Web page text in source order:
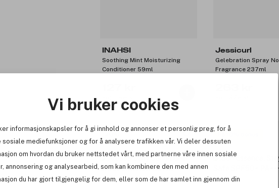
Vi bruker cookies
informasjonskapsler for å gi innhold og annonser et personlig preg, for å
sosiale mediefunksjoner og for å analysere trafikken vår. Vi deler dessuten
om hvordan du bruker nettstedet vårt, med partnerne våre innen sosiale
annonsering og analysearbeid, som kan kombinere den med annen
du har gjort tilgjengelig for dem, eller som de har samlet inn gjennom din
INAHSI
Soothing Mint Moisturizing
Conditioner 59ml
Jessicurl
Gelebration Spray No
Fragrance 237ml